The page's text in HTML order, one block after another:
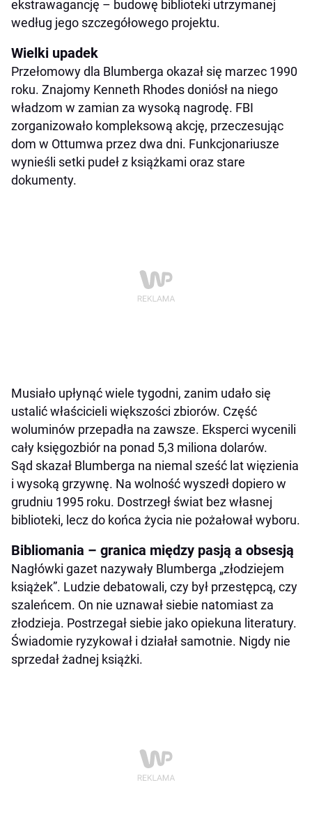
ekstrawagancję – budowę biblioteki utrzymanej
według jego szczegółowego projektu.
Wielki upadek
Przełomowy dla Blumberga okazał się marzec 1990
roku. Znajomy Kenneth Rhodes doniósł na niego
władzom w zamian za wysoką nagrodę. FBI
zorganizowało kompleksową akcję, przeczesując
dom w Ottumwa przez dwa dni. Funkcjonariusze
wynieśli setki pudeł z książkami oraz stare
dokumenty.
Musiało upłynąć wiele tygodni, zanim udało się
ustalić właścicieli większości zbiorów. Część
woluminów przepadła na zawsze. Eksperci wycenili
cały księgozbiór na ponad 5,3 miliona dolarów.
Sąd skazał Blumberga na niemal sześć lat więzienia
i wysoką grzywnę. Na wolność wyszedł dopiero w
grudniu 1995 roku. Dostrzegł świat bez własnej
biblioteki, lecz do końca życia nie pożałował wyboru.
Bibliomania – granica między pasją a obsesją
Nagłówki gazet nazywały Blumberga „złodziejem
książek”. Ludzie debatowali, czy był przestępcą, czy
szaleńcem. On nie uznawał siebie natomiast za
złodzieja. Postrzegał siebie jako opiekuna literatury.
Świadomie ryzykował i działał samotnie. Nigdy nie
sprzedał żadnej książki.